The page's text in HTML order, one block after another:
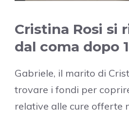
Cristina Rosi si
dal coma dopo
Gabriele, il marito di
trovare i fondi per
relative alle cure offerte